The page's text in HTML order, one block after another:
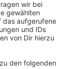
jähriger
Mann aus
beiden